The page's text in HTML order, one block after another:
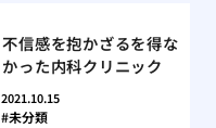
不信感を抱かざるを得な
かった内科クリニック
2021.10.15
未分類